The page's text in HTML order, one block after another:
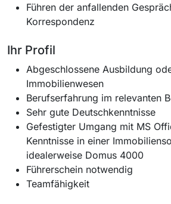
Führen der anfallenden
Korrespondenz
Ihr Profil
Abgeschlossene Ausbildung
Immobilienwesen
Berufserfahrung im relevanten
Sehr gute Deutschkenntnisse
Gefestigter Umgang mit MS
Kenntnisse in einer
idealerweise Domus 4000
Führerschein notwendig
Teamfähigkeit